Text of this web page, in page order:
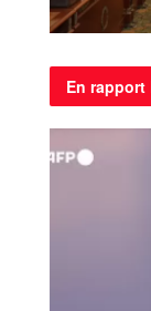
En rapport